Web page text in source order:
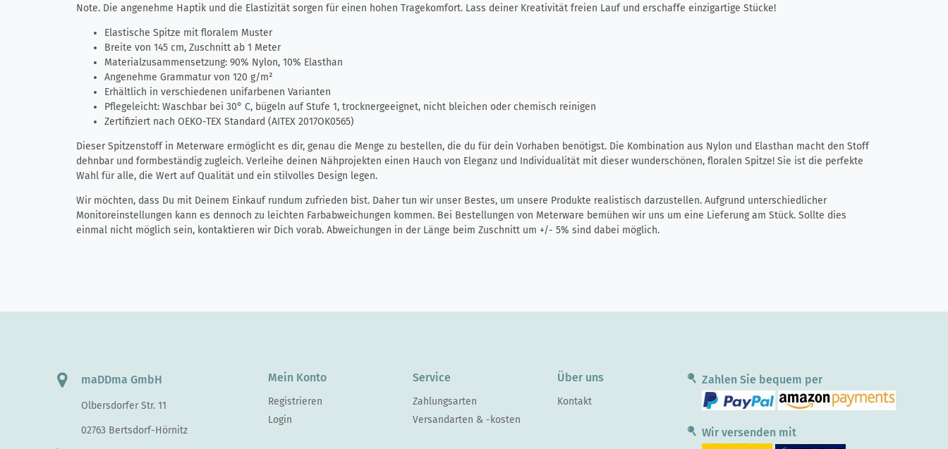
Note. Die angenehme Haptik und die Elastizität sorgen für einen hohen Tragekomfort. Lass deiner Kreativität freien Lauf und erschaffe einzigartige Stücke!
Elastische Spitze mit floralem Muster
Breite von 145 cm, Zuschnitt ab 1 Meter
Materialzusammensetzung: 90% Nylon, 10% Elasthan
Angenehme Grammatur von 120 g/m²
Erhältlich in verschiedenen unifarbenen Varianten
Pflegeleicht: Waschbar bei 30° C, bügeln auf Stufe 1, trocknergeeignet, nicht bleichen oder chemisch reinigen
Zertifiziert nach OEKO-TEX Standard (AITEX 2017OK0565)
Dieser Spitzenstoff in Meterware ermöglicht es dir, genau die Menge zu bestellen, die du für dein Vorhaben benötigst. Die Kombination aus Nylon und Elasthan macht den Stoff
dehnbar und formbeständig zugleich. Verleihe deinen Nähprojekten einen Hauch von Eleganz und Individualität mit dieser wunderschönen, floralen Spitze! Sie ist die perfekte
Wahl für alle, die Wert auf Qualität und ein stilvolles Design legen.
Wir möchten, dass Du mit Deinem Einkauf rundum zufrieden bist. Daher tun wir unser Bestes, um unsere Produkte realistisch darzustellen. Aufgrund unterschiedlicher
Monitoreinstellungen kann es dennoch zu leichten Farbabweichungen kommen. Bei Bestellungen von Meterware bemühen wir uns um eine Lieferung am Stück. Sollte dies
einmal nicht möglich sein, kontaktieren wir Dich vorab. Abweichungen in der Länge beim Zuschnitt um +/- 5% sind dabei möglich.
maDDma GmbH
Olbersdorfer Str. 11
02763 Bertsdorf-Hörnitz
Mein Konto
Registrieren
Login
Service
Zahlungsarten
Versandarten & -kosten
Über uns
Kontakt
Zahlen Sie bequem per
Wir versenden mit